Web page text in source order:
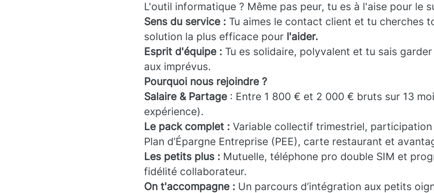
L'outil informatique ? Même pas peur, tu es à l'aise pour le
Sens du service : Tu aimes le contact client et tu cherches
solution la plus efficace pour l'aider.
Esprit d'équipe : Tu es solidaire, polyvalent et tu sais
aux imprévus.
Pourquoi nous rejoindre ?
Salaire & Partage : Entre 1 800 € et 2 000 € bruts sur 13
expérience).
Le pack complet : Variable collectif trimestriel, participation
Plan d’Épargne Entreprise (PEE), carte restaurant et
Les petits plus : Mutuelle, téléphone pro double SIM et
fidélité collaborateur.
On t'accompagne : Un parcours d’intégration aux petits